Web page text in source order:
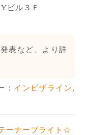
ビル３Ｆ
表など、より詳
： インビザライン,
ーナーブライト☆